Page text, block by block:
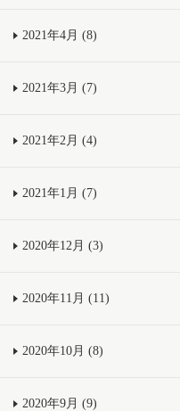
2021年4月 (8)
2021年3月 (7)
2021年2月 (4)
2021年1月 (7)
2020年12月 (3)
2020年11月 (11)
2020年10月 (8)
2020年9月 (9)